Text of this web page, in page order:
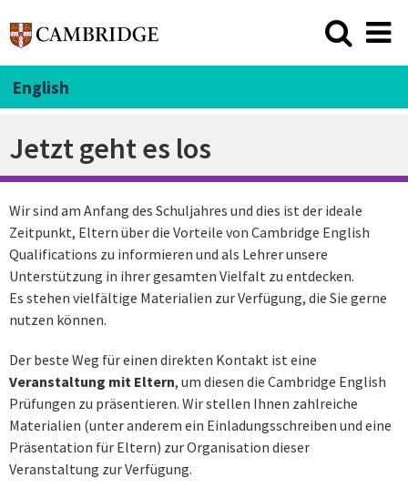
English
Jetzt geht es los
Wir sind am Anfang des Schuljahres und dies ist der ideale
Zeitpunkt, Eltern über die Vorteile von Cambridge English
Qualifications zu informieren und als Lehrer unsere
Unterstützung in ihrer gesamten Vielfalt zu entdecken.
Es stehen vielfältige Materialien zur Verfügung, die Sie gerne
nutzen können.
Der beste Weg für einen direkten Kontakt ist eine
Veranstaltung mit Eltern, um diesen die Cambridge English
Prüfungen zu präsentieren. Wir stellen Ihnen zahlreiche
Materialien (unter anderem ein Einladungsschreiben und eine
Präsentation für Eltern) zur Organisation dieser
Veranstaltung zur Verfügung.